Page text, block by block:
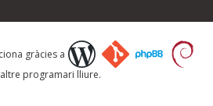
gràcies a
programari lliure.